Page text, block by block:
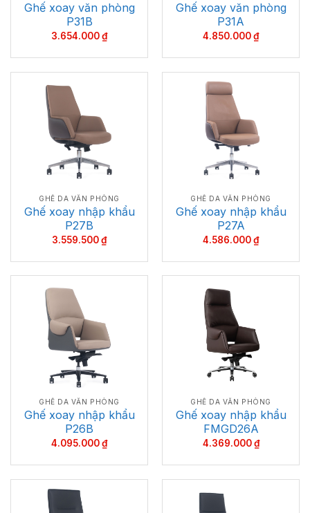
Ghế xoay văn phòng
P31B
3.654.000₫
Ghế xoay văn phòng
P31A
4.850.000₫
GHẾ DA VĂN PHÒNG
Ghế xoay nhập khẩu
P27B
3.559.500₫
GHẾ DA VĂN PHÒNG
Ghế xoay nhập khẩu
P27A
4.586.000₫
GHẾ DA VĂN PHÒNG
Ghế xoay nhập khẩu
P26B
4.095.000₫
GHẾ DA VĂN PHÒNG
Ghế xoay nhập khẩu
FMGD26A
4.369.000₫